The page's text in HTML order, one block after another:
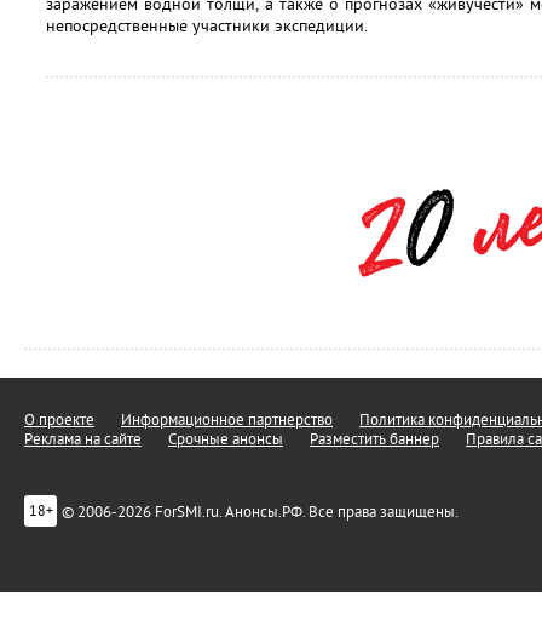
заражением водной толщи, а также о прогнозах «живучести»
непосредственные участники экспедиции.
О проекте Информационное партнерство
Политика
Реклама на сайте
Срочные анонсы Разместить баннер Правила
18+ © 2006-2026 ForSMI.ru. Анонсы.РФ. Все права защищены.